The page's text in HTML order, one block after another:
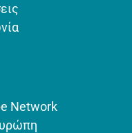
Network